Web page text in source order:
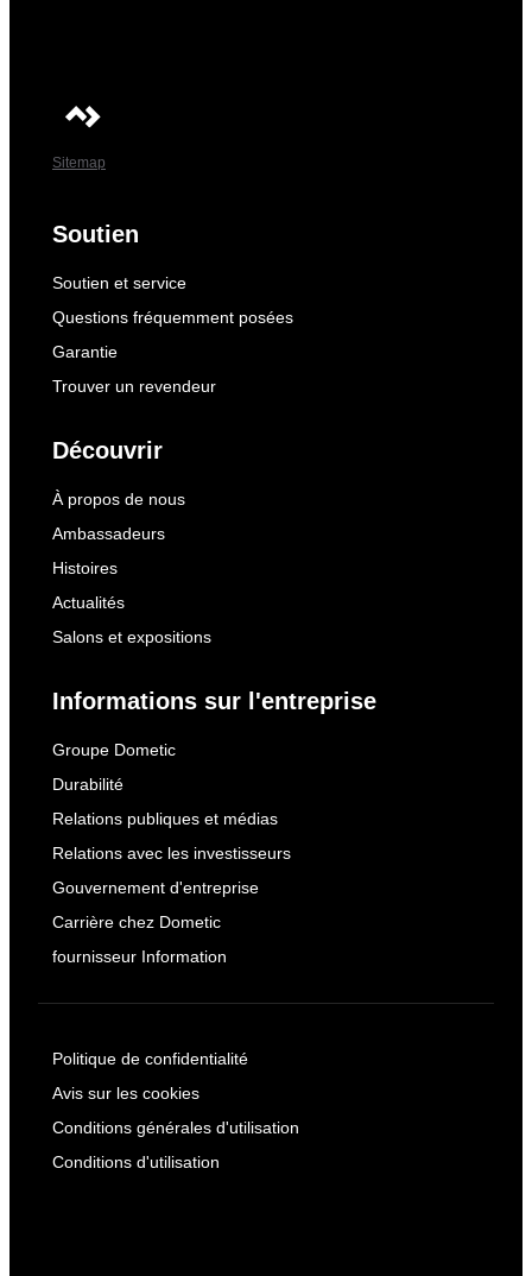
Sitemap
Soutien
Soutien et service
Questions fréquemment posées
Garantie
Trouver un revendeur
Découvrir
À propos de nous
Ambassadeurs
Histoires
Actualités
Salons et expositions
Informations sur l'entreprise
Groupe Dometic
Durabilité
Relations publiques et médias
Relations avec les investisseurs
Gouvernement d'entreprise
Carrière chez Dometic
fournisseur Information
Politique de confidentialité
Avis sur les cookies
Conditions générales d'utilisation
Conditions d'utilisation